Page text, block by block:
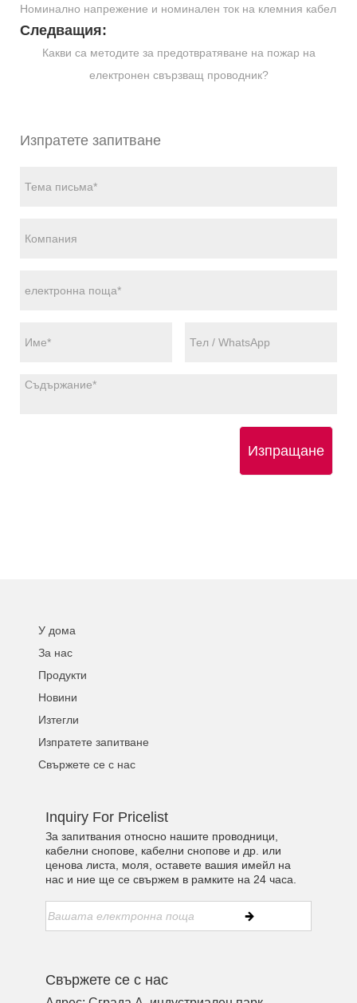
Номинално напрежение и номинален ток на клемния кабел
Следващия:
Какви са методите за предотвратяване на пожар на
електронен свързващ проводник?
Изпратете запитване
Изпращане
У дома
За нас
Продукти
Новини
Изтегли
Изпратете запитване
Свържете се с нас
Inquiry For Pricelist
За запитвания относно нашите проводници,
кабелни снопове, кабелни снопове и др. или
ценова листа, моля, оставете вашия имейл на
нас и ние ще се свържем в рамките на 24 часа.
Свържете се с нас